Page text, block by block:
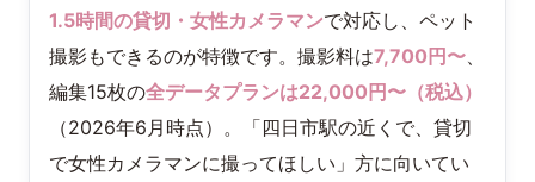
1.5時間の貸切・女性カメラマンで対応し、ペット
撮影もできるのが特徴です。撮影料は7,700円〜、
編集15枚の全データプランは22,000円〜（税込）
（2026年6月時点）。「四日市駅の近くで、貸切
で女性カメラマンに撮ってほしい」方に向いてい